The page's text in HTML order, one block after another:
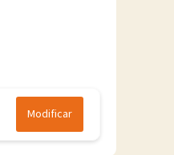
Modificar